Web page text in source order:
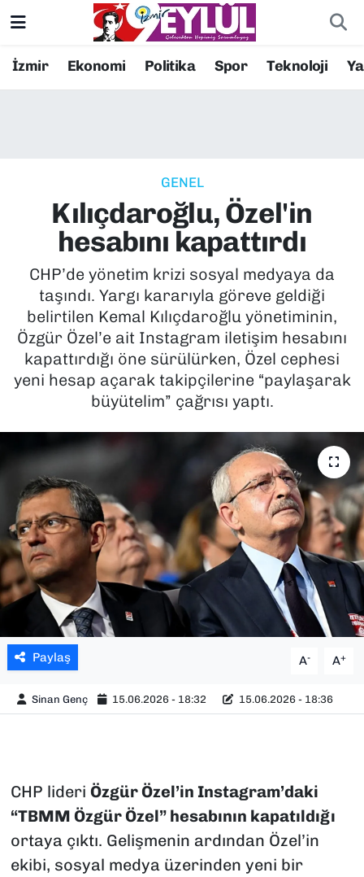
İzmir Ekonomi Politika Spor Teknoloji
GENEL
Kılıçdaroğlu, Özel'in
hesabını kapattırdı
CHP’de yönetim krizi sosyal medyaya da
taşındı. Yargı kararıyla göreve geldiği
belirtilen Kemal Kılıçdaroğlu yönetiminin,
Özgür Özel’e ait Instagram iletişim hesabını
kapattırdığı öne sürülürken, Özel cephesi
yeni hesap açarak takipçilerine “paylaşarak
büyütelim” çağrısı yaptı.
Paylaş A- A+
Sinan Genç 15.06.2026 - 18:32 15.06.2026 - 18:36
CHP lideri Özgür Özel’in Instagram’daki
“TBMM Özgür Özel” hesabının kapatıldığı
ortaya çıktı. Gelişmenin ardından Özel’in
ekibi, sosyal medya üzerinden yeni bir
Resmi İlanlar
EKONOMİ
KÜLTÜR SANAT
MAGAZİN
POLİTİKA
SAĞLIK
SPOR
TEKNOLOJİ
YAŞAM
YEREL YÖNETİMLER
Konak Nöbetçi Eczaneler
Süper Lig Puan Durumu ve Fikstür
Tüm Manşetler
Son Dakika Haberleri
Haber Arşivi